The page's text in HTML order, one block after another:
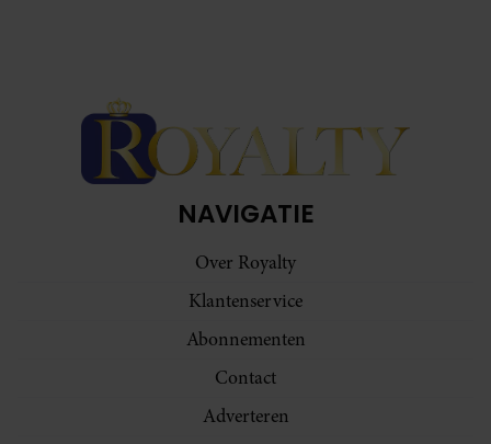
NAVIGATIE
Over Royalty
Klantenservice
Abonnementen
Contact
Adverteren